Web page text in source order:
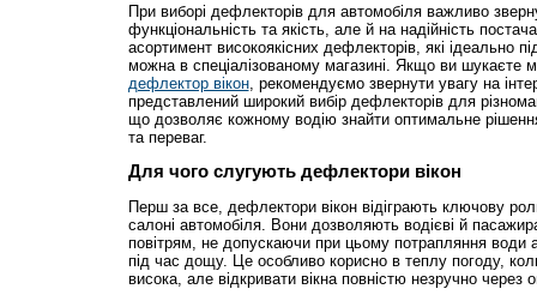
При виборі дефлекторів для автомобіля важливо
функціональність та якість, але й на надійність
асортимент високоякісних дефлекторів, які ідеально
можна в спеціалізованому магазині. Якщо ви шукаєте
дефлектор вікон, рекомендуємо звернути увагу на
представлений широкий вибір дефлекторів для
що дозволяє кожному водію знайти оптимальне
та переваг.
Для чого слугують дефлектори вікон
Перш за все, дефлектори вікон відіграють ключову
салоні автомобіля. Вони дозволяють водієві й
повітрям, не допускаючи при цьому потрапляння води
під час дощу. Це особливо корисно в теплу погоду,
висока, але відкривати вікна повністю незручно через